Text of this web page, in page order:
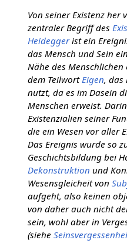
Von seiner Existenz her
zentraler Begriff des
Heideggerist ein
das Mensch und Sein
Nähe des
dem TeilwortEigen, das
nutzt, da es im Dasein
Menschen erweist.
Existenzialien seiner
die ein Wesen vor aller
Das Ereignis wurde so
Geschichtsbildung bei
Dekonstruktion und
Wesensgleicheit von
aufgeht, also keinen
von daher auch nicht
sein, wohl aber in
(siehe